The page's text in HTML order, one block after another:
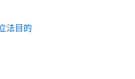
法目的